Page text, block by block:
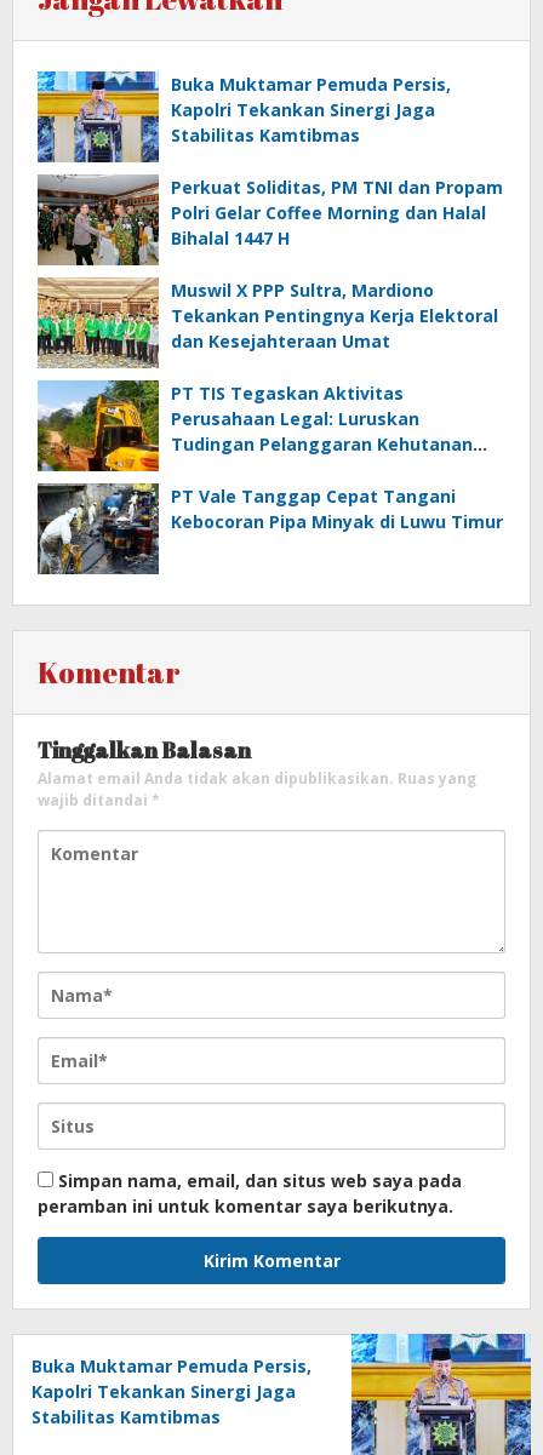
Buka Muktamar Pemuda Persis,
Kapolri Tekankan Sinergi Jaga
Stabilitas Kamtibmas
Perkuat Soliditas, PM TNI dan Propam
Polri Gelar Coffee Morning dan Halal
Bihalal 1447 H
Muswil X PPP Sultra, Mardiono
Tekankan Pentingnya Kerja Elektoral
dan Kesejahteraan Umat
PT TIS Tegaskan Aktivitas
Perusahaan Legal: Luruskan
Tudingan Pelanggaran Kehutanan
PT Vale Tanggap Cepat Tangani
Kebocoran Pipa Minyak di Luwu Timur
Komentar
Tinggalkan Balasan
Alamat email Anda tidak akan dipublikasikan. Ruas yang
wajib ditandai *
Simpan nama, email, dan situs web saya pada
peramban ini untuk komentar saya berikutnya.
Buka Muktamar Pemuda Persis,
Kapolri Tekankan Sinergi Jaga
Stabilitas Kamtibmas